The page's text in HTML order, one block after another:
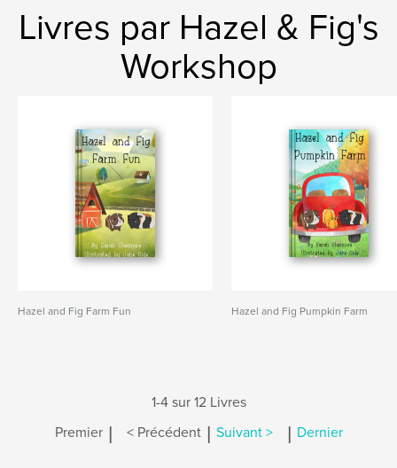
Livres par Hazel & Fig's
Workshop
Hazel and Fig Farm Fun Hazel and Fig Pumpkin Farm
1-4 sur 12 Livres
Premier | < Précédent | Suivant > | Dernier